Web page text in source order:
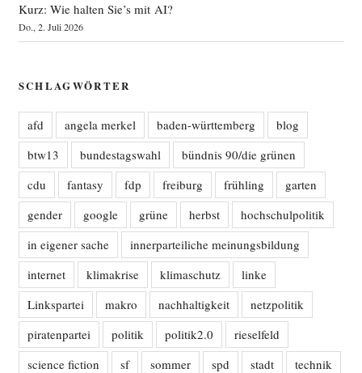
Kurz: Wie halten Sie’s mit AI?
Do., 2. Juli 2026
SCHLAGWÖRTER
afd angela merkel baden-württemberg
blog
btw13
bundestagswahl
bündnis 90/die grünen
cdu
fantasy fdp freiburg frühling
garten
gender
google grüne herbst
hochschulpolitik
in eigener sache
innerparteiliche meinungsbildung
internet
klimakrise klimaschutz
linke
Linkspartei
makro nachhaltigkeit
netzpolitik
piratenpartei
politik politik2.0
rieselfeld
science fiction
sf sommer spd stadt
technik